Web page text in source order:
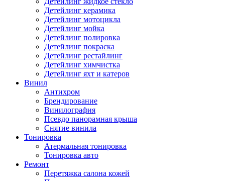
Детейлинг керамика
Детейлинг мотоцикла
Детейлинг мойка
Детейлинг полировка
Детейлинг покраска
Детейлинг рестайлинг
Детейлинг химчистка
Детейлинг яхт и катеров
Винил
Антихром
Брендирование
Винилография
Псевдо панорамная крыша
Снятие винила
Тонировка
Атермальная тонировка
Тонировка авто
Ремонт
Перетяжка салона кожей